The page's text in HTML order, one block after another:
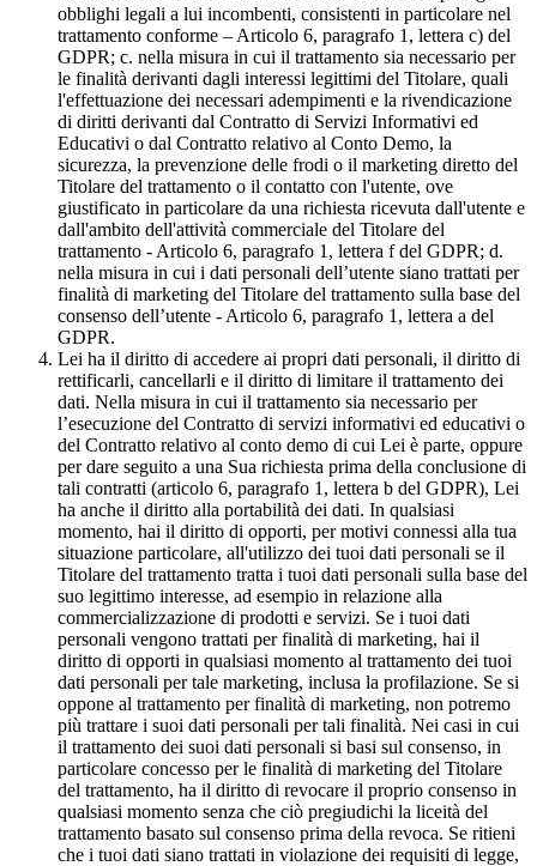
obblighi legali a lui incombenti, consistenti in particolare nel
trattamento conforme – Articolo 6, paragrafo 1, lettera c) del
GDPR; c. nella misura in cui il trattamento sia necessario per
le finalità derivanti dagli interessi legittimi del Titolare, quali
l'effettuazione dei necessari adempimenti e la rivendicazione
di diritti derivanti dal Contratto di Servizi Informativi ed
Educativi o dal Contratto relativo al Conto Demo, la
sicurezza, la prevenzione delle frodi o il marketing diretto del
Titolare del trattamento o il contatto con l'utente, ove
giustificato in particolare da una richiesta ricevuta dall'utente e
dall'ambito dell'attività commerciale del Titolare del
trattamento - Articolo 6, paragrafo 1, lettera f del GDPR; d.
nella misura in cui i dati personali dell’utente siano trattati per
finalità di marketing del Titolare del trattamento sulla base del
consenso dell’utente - Articolo 6, paragrafo 1, lettera a del
GDPR.
Lei ha il diritto di accedere ai propri dati personali, il diritto di
rettificarli, cancellarli e il diritto di limitare il trattamento dei
dati. Nella misura in cui il trattamento sia necessario per
l’esecuzione del Contratto di servizi informativi ed educativi o
del Contratto relativo al conto demo di cui Lei è parte, oppure
per dare seguito a una Sua richiesta prima della conclusione di
tali contratti (articolo 6, paragrafo 1, lettera b del GDPR), Lei
ha anche il diritto alla portabilità dei dati. In qualsiasi
momento, hai il diritto di opporti, per motivi connessi alla tua
situazione particolare, all'utilizzo dei tuoi dati personali se il
Titolare del trattamento tratta i tuoi dati personali sulla base del
suo legittimo interesse, ad esempio in relazione alla
commercializzazione di prodotti e servizi. Se i tuoi dati
personali vengono trattati per finalità di marketing, hai il
diritto di opporti in qualsiasi momento al trattamento dei tuoi
dati personali per tale marketing, inclusa la profilazione. Se si
oppone al trattamento per finalità di marketing, non potremo
più trattare i suoi dati personali per tali finalità. Nei casi in cui
il trattamento dei suoi dati personali si basi sul consenso, in
particolare concesso per le finalità di marketing del Titolare
del trattamento, ha il diritto di revocare il proprio consenso in
qualsiasi momento senza che ciò pregiudichi la liceità del
trattamento basato sul consenso prima della revoca. Se ritieni
che i tuoi dati siano trattati in violazione dei requisiti di legge,